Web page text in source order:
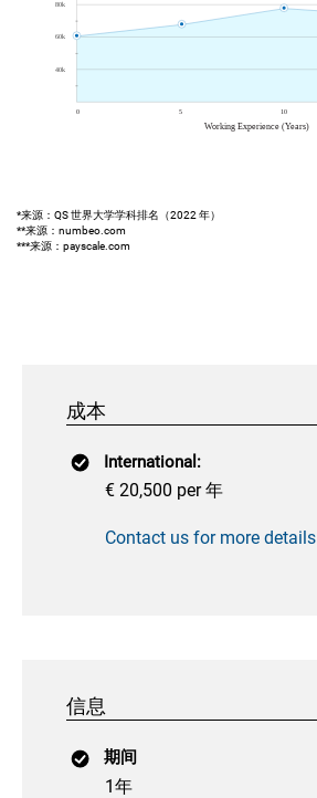
*来源：QS 世界大学学科排名（2022 年）
**来源：numbeo.com
***来源：payscale.com
成本
International:
€ 20,500 per 年
Contact us for more details
信息
期间
1年